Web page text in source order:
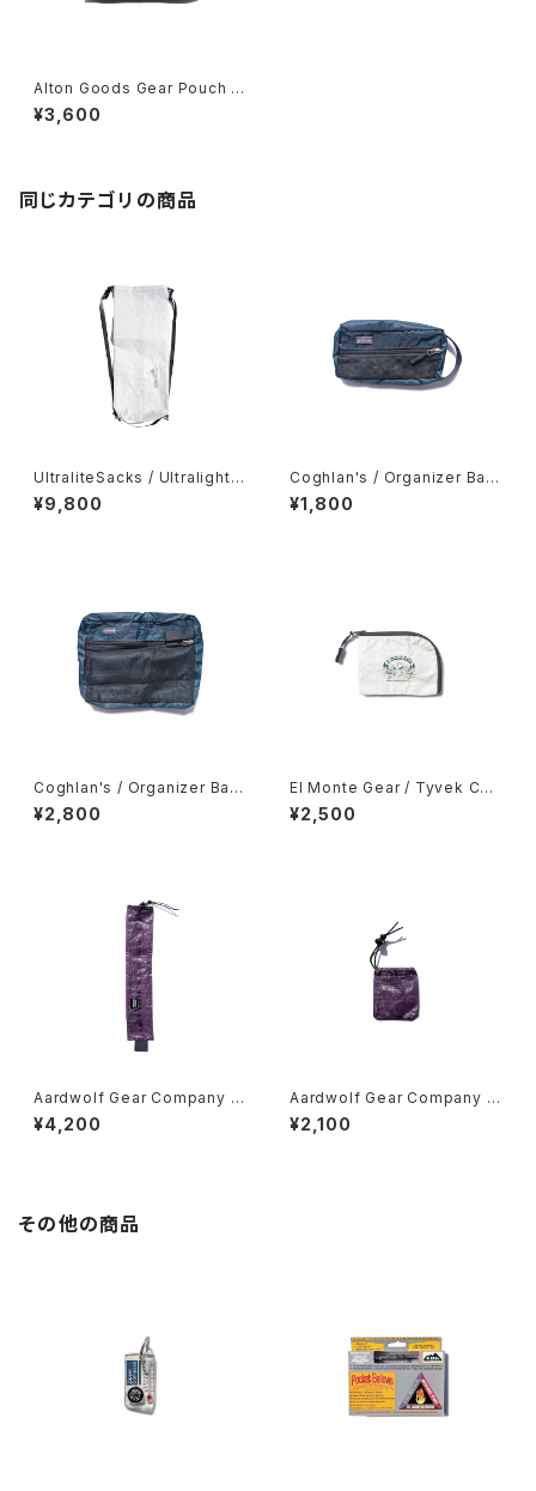
Alton Goods Gear Pouch -
Large-
¥3,600
同じカテゴリの商品
UltraliteSacks / Ultralight
Compression Sack
¥9,800
Coghlan's / Organizer Bag
s -Small-
¥1,800
Coghlan's / Organizer Bag
s -Medium-
¥2,800
El Monte Gear / Tyvek Coi
n Case
¥2,500
Aardwolf Gear Company /
Toothbrush Sleeve
¥4,200
Aardwolf Gear Company /
Mini Ditty Spoon Cover
¥2,100
その他の商品